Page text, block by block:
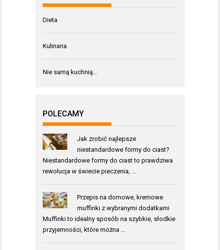
Dieta
Kulinaria
Nie samą kuchnią…
POLECAMY
Jak zrobić najlepsze
niestandardowe formy do ciast?
Niestandardowe formy do ciast to prawdziwa
rewolucja w świecie pieczenia, …
Przepis na domowe, kremowe
muffinki z wybranymi dodatkami
Muffinki to idealny sposób na szybkie, słodkie
przyjemności, które można …